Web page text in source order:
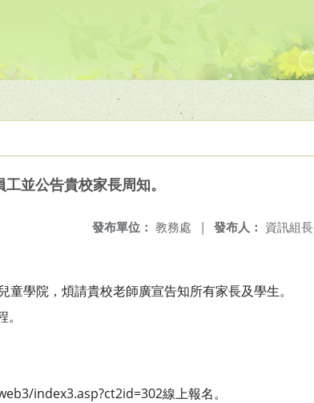
並公告貴校家長周知。
發布人： 資訊組長
發布單位： 教務處 |
學院，煩請貴校老師廣宣告知所有家長及學生。
index3.asp?ct2id=302線上報名。